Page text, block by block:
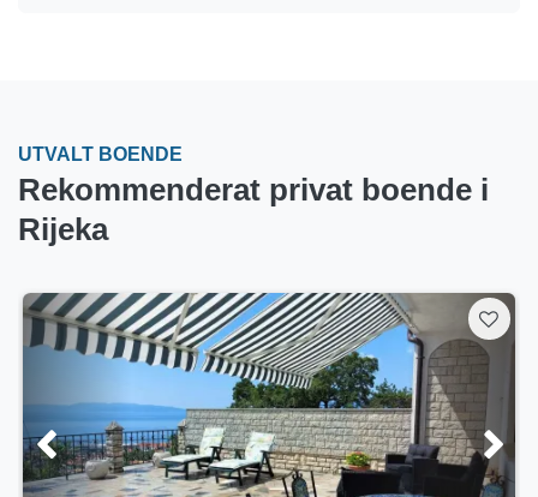
UTVALT BOENDE
Rekommenderat privat boende i
Rijeka